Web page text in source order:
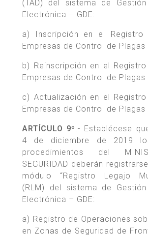
(TAD) del sistema de Gestión
Electrónica – GDE:
a) Inscripción en el Registro
Empresas de Control de Plagas
b) Reinscripción en el
Empresas de Control de Plagas
c) Actualización en el
Empresas de Control de Plagas
ARTÍCULO 9º .- Establécese
4 de diciembre de 2019
procedimientos del
SEGURIDAD deberán
módulo “Registro Legajo
(RLM) del sistema de Gestión
Electrónica – GDE:
a) Registro de Operaciones
en Zonas de Seguridad de